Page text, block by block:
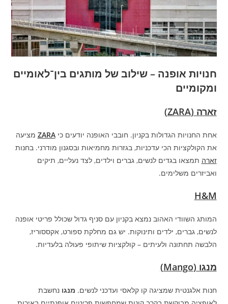
חנויות אופנה – שילוב של מותגים בין־לאומיים
ומקומיים
זארה (ZARA)
אחת החנויות הגדולות בקניון. חובבי האופנה יודעים כיZARA מציעה
את הקולקציות הכי עדכניות, בגזרות מחמיאות ובסגנון מודרני. בחנות
זארה תמצאו בגדים לנשים, גברים וילדים, לצד נעליים, תיקים
ואביזרים משלימים.
H&M
המותג השוודי האהוב נמצא בקניון עם סניף גדול שכולל פריטי אופנה
לנשים, גברים, ילדים ותינוקות. יש גם מחלקת ספורט, אקססוריז,
הלבשה תחתונה ולעיתים – קולקציות שיתופי פעולה בלעדיות.
מנגו (Mango)
חנות אלגנטית שמציגה קו קלאסי ועדכני לנשים. מנגו נחשבת